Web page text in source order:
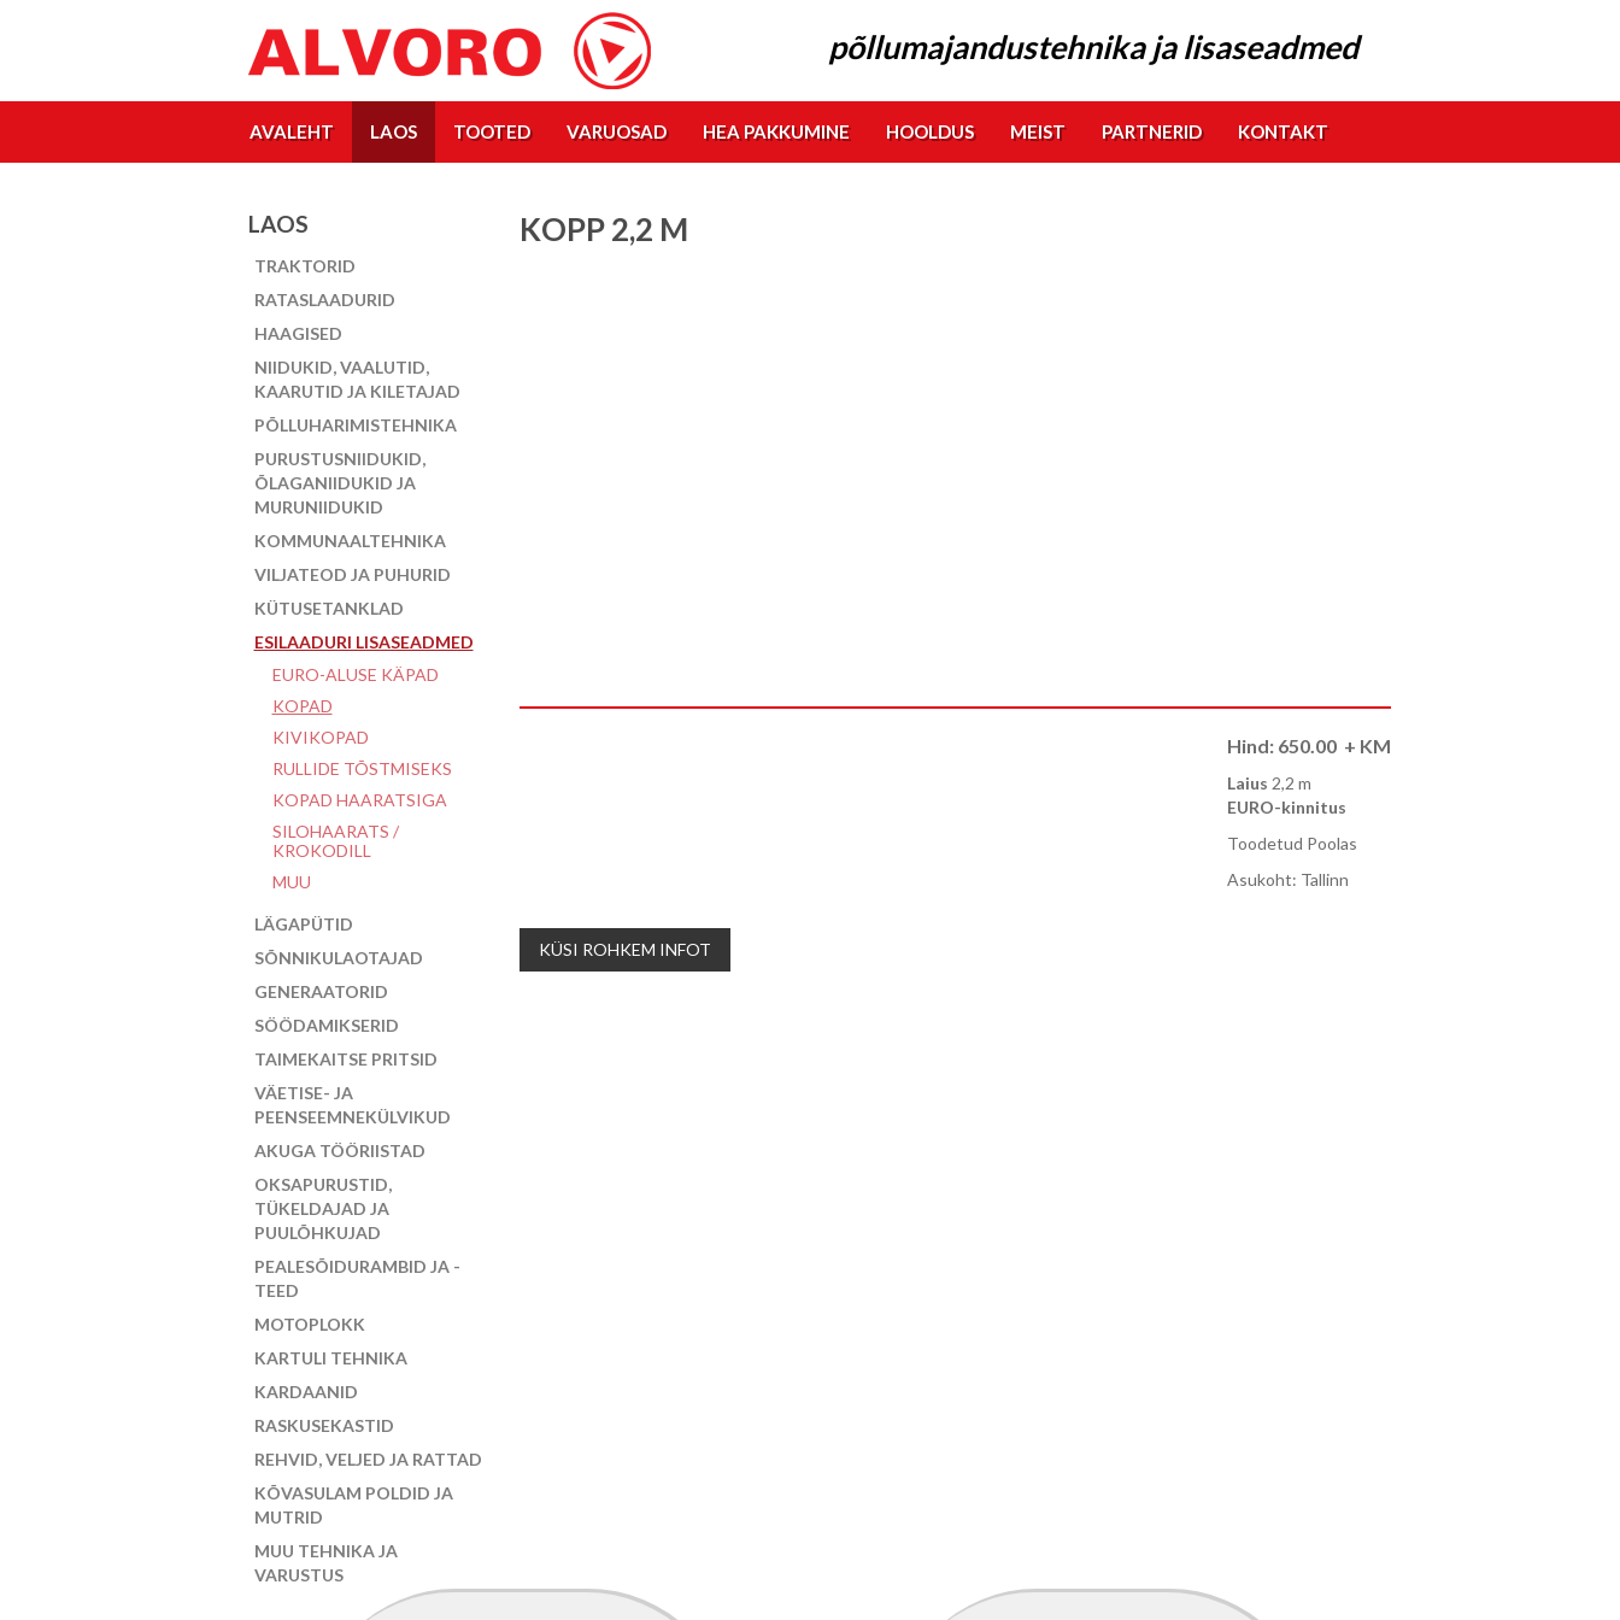
põllumajandustehnika ja lisaseadmed
AVALEHT LAOS TOOTED VARUOSAD HEA PAKKUMINE HOOLDUS MEIST PARTNERID KONTAKT
LAOS
TRAKTORID
RATASLAADURID
HAAGISED
NIIDUKID, VAALUTID,
KAARUTID JA KILETAJAD
PÕLLUHARIMISTEHNIKA
PURUSTUSNIIDUKID,
ÕLAGANIIDUKID JA
MURUNIIDUKID
KOMMUNAALTEHNIKA
VILJATEOD JA PUHURID
KÜTUSETANKLAD
ESILAADURI LISASEADMED
EURO-ALUSE KÄPAD
KOPAD
KIVIKOPAD
RULLIDE TÕSTMISEKS
KOPAD HAARATSIGA
SILOHAARATS /
KROKODILL
MUU
LÄGAPÜTID
SÕNNIKULAOTAJAD
GENERAATORID
SÖÖDAMIKSERID
TAIMEKAITSE PRITSID
VÄETISE- JA
PEENSEEMNEKÜLVIKUD
AKUGA TÖÖRIISTAD
OKSAPURUSTID,
TÜKELDAJAD JA
PUULÕHKUJAD
PEALESÕIDURAMBID JA -
TEED
MOTOPLOKK
KARTULI TEHNIKA
KARDAANID
RASKUSEKASTID
REHVID, VELJED JA RATTAD
KÕVASULAM POLDID JA
MUTRID
MUU TEHNIKA JA
VARUSTUS
KOPP 2,2 M
Hind: 650.00 + KM
Laius 2,2 m
EURO-kinnitus
Toodetud Poolas
Asukoht: Tallinn
KÜSI ROHKEM INFOT